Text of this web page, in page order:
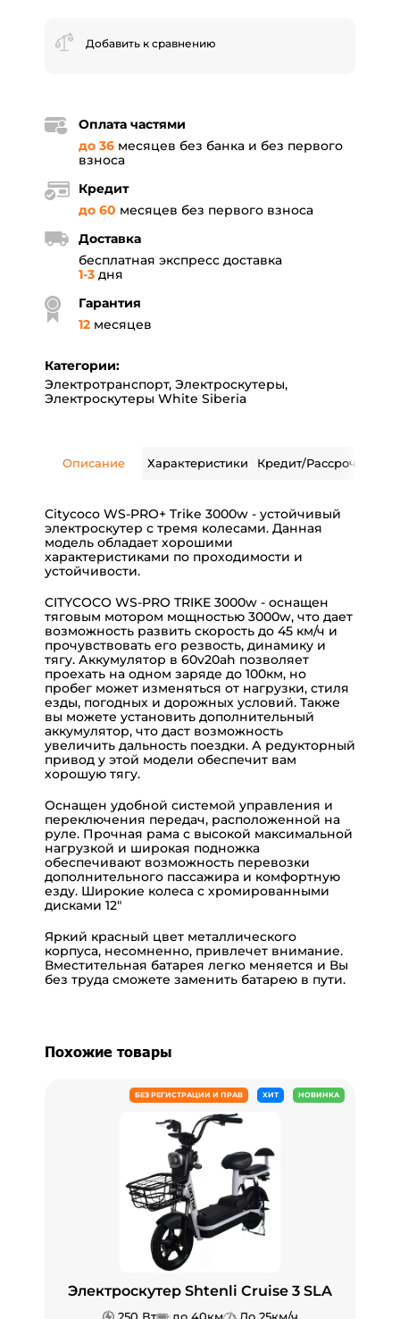
Добавить к сравнению
Оплата частями
до 36 месяцев без банка и без первого
взноса
Кредит
до 60 месяцев без первого взноса
Доставка
бесплатная экспресс доставка
1-3 дня
Гарантия
12 месяцев
Категории:
Электротранспорт, Электроскутеры,
Электроскутеры White Siberia
Описание Характеристики Кредит/Рассрочка
Citycoco WS-PRO+ Trike 3000w - устойчивый
электроскутер с тремя колесами. Данная
модель обладает хорошими
характеристиками по проходимости и
устойчивости.
CITYCOCO WS-PRO TRIKE 3000w - оснащен
тяговым мотором мощностью 3000w, что дает
возможность развить скорость до 45 км/ч и
прочувствовать его резвость, динамику и
тягу. Аккумулятор в 60v20ah позволяет
проехать на одном заряде до 100км, но
пробег может изменяться от нагрузки, стиля
езды, погодных и дорожных условий. Также
вы можете установить дополнительный
аккумулятор, что даст возможность
увеличить дальность поездки. А редукторный
привод у этой модели обеспечит вам
хорошую тягу.
Оснащен удобной системой управления и
переключения передач, расположенной на
руле. Прочная рама с высокой максимальной
нагрузкой и широкая подножка
обеспечивают возможность перевозки
дополнительного пассажира и комфортную
езду. Широкие колеса с хромированными
дисками 12"
Яркий красный цвет металлического
корпуса, несомненно, привлечет внимание.
Вместительная батарея легко меняется и Вы
без труда сможете заменить батарею в пути.
Похожие товары
БЕЗ РЕГИСТРАЦИИ И ПРАВ ХИТ НОВИНКА
Электроскутер Shtenli Cruise 3 SLA